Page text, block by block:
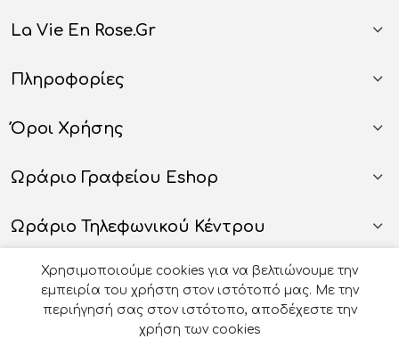
La Vie En Rose.gr
Πληροφορίες
Όροι Χρήσης
Ωράριο Γραφείου Eshop
Ωράριο Τηλεφωνικού Κέντρου
Χρησιμοποιούμε cookies για να βελτιώνουμε την
εμπειρία του χρήστη στον ιστότοπό μας. Με την
περιήγησή σας στον ιστότοπο, αποδέχεστε την
χρήση των cookies